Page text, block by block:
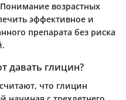
возрастных
эффективное и
препарата без риска
давать глицин?
что глицин